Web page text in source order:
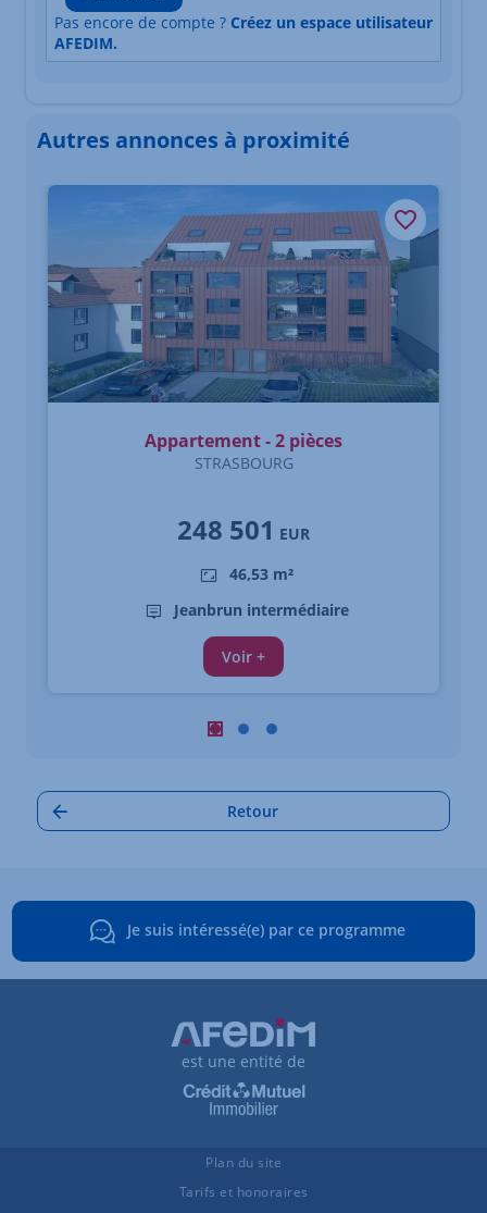
Pas encore de compte ? Créez un espace utilisateur
AFEDIM.
Autres annonces à proximité
Carrousel : Autres annonces à
Carrousel : Autres annonces à
Carrousel : Autres
Élément 1 sur 3
Appartement - 2 pièces
STRASBOURG
248 501 EUR
46,53 m²
Jeanbrun intermédiaire
Voir +
Retour
Je suis intéressé(e) par ce programme
est une entité de
Plan du site
Tarifs et honoraires